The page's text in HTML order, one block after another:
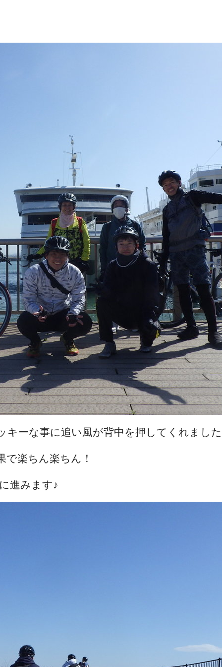
キーな事に追い風が背中を押してくれまし
で楽ちん楽ちん！
進みます♪